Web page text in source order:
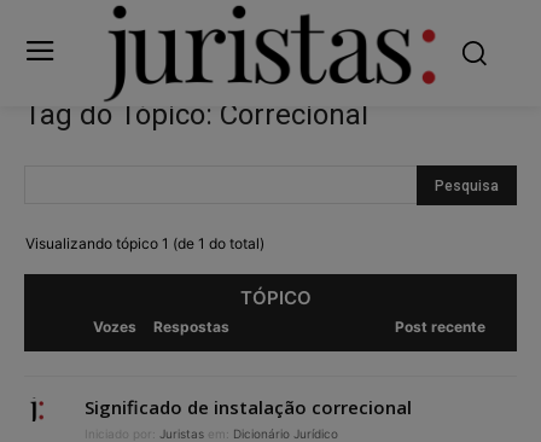
Tag do Tópico: Correcional
Visualizando tópico 1 (de 1 do total)
TÓPICO
Vozes Respostas Post recente
Significado de instalação correcional
Iniciado por: Juristas em: Dicionário Jurídico